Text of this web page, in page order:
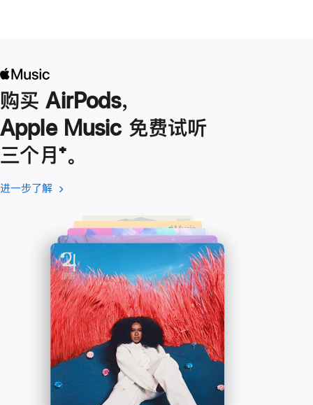
购买 AirPods，
Apple Music 免费试听
三个月脚
注
⁺。
进一步了解 进
了
解
-
Apple
Music
(在
口
中
打
开)